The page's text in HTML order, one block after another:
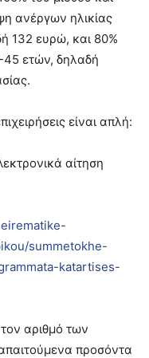
ανέργων ηλικίας
132 ευρώ, και 80%
ετών, δηλαδή
είναι απλή:
αίτηση
summetokhe-
katartises-
τον αριθμό των
απαιτούμενα προσόντα